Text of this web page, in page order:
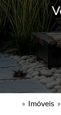
» Imóveis »